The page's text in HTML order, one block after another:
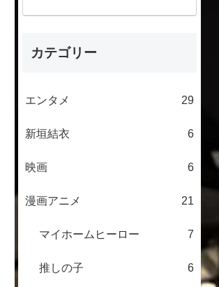
カテゴリー
エンタメ 29
新垣結衣 6
映画 6
漫画アニメ 21
マイホームヒーロー 7
推しの子 6